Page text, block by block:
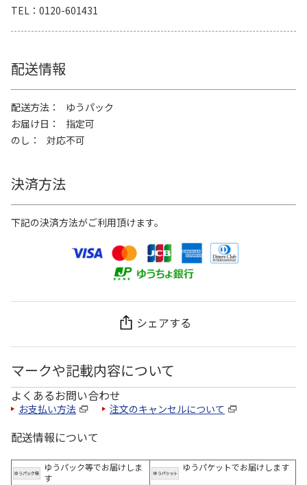
TEL
0120-601431
配送情報
配送方法
ゆうパック
お届け日
指定可
のし
対応不可
決済方法
下記の決済方法がご利用頂けます。
シェアする
マークや記載内容について
よくあるお問い合わせ
お支払い方法 注文のキャンセルについて
配送情報について
ゆうパック等でお届けしま
す
ゆうパケットでお届けします